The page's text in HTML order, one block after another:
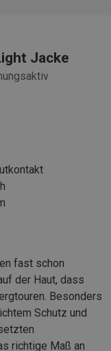
Jacke
fast schon
der Haut, dass
Besonders
Schutz und
richtige Maß an